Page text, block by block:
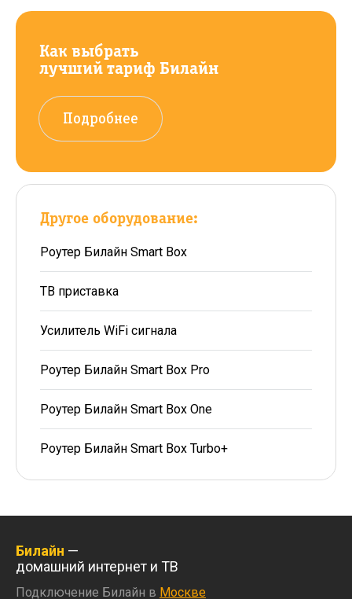
Как выбрать
лучший тариф Билайн
Подробнее
Другое оборудование:
Роутер Билайн Smart Box
ТВ приставка
Усилитель WiFi сигнала
Роутер Билайн Smart Box Pro
Роутер Билайн Smart Box One
Роутер Билайн Smart Box Turbo+
Билайн —
домашний интернет и ТВ
Подключение Билайн в Москве